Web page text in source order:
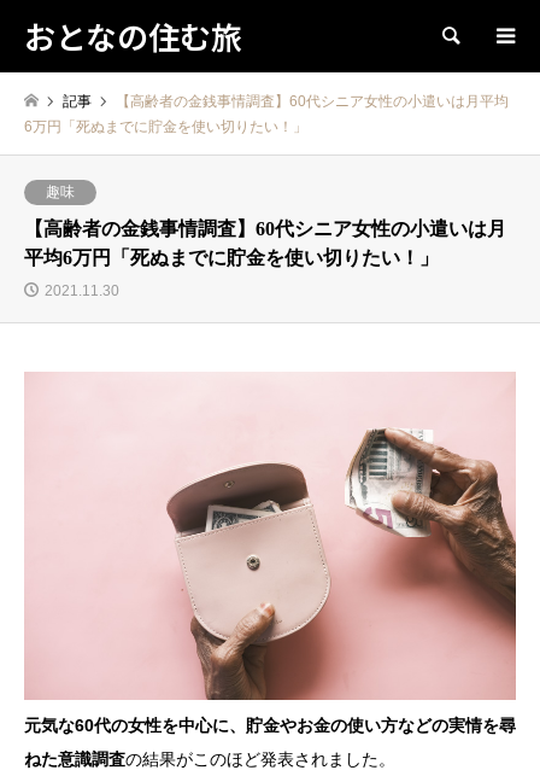
おとなの住む旅 検索
記事
【高齢者の金銭事情調査】60代シニア女性の小遣いは月平均
6万円「死ぬまでに貯金を使い切りたい！」
趣味
【高齢者の金銭事情調査】60代シニア女性の小遣いは月
平均6万円「死ぬまでに貯金を使い切りたい！」
2021.11.30
元気な60代の女性を中心に、貯金やお金の使い方などの実情を尋
ねた意識調査の結果がこのほど発表されました。